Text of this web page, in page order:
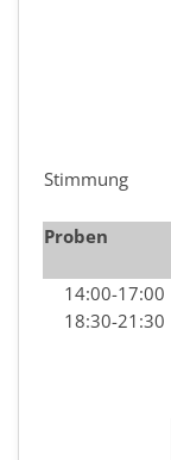
Stimmung
Proben
14:00-17:00
18:30-21:30